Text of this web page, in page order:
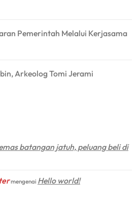
Pemerintah Melalui Kerjasama
Arkeolog Tomi Jerami
batangan jatuh, peluang beli di
mengenai Hello world!